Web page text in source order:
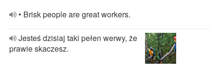
• Brisk people are great workers.
Jesteś dzisiaj taki pełen werwy, że
prawie skaczesz.